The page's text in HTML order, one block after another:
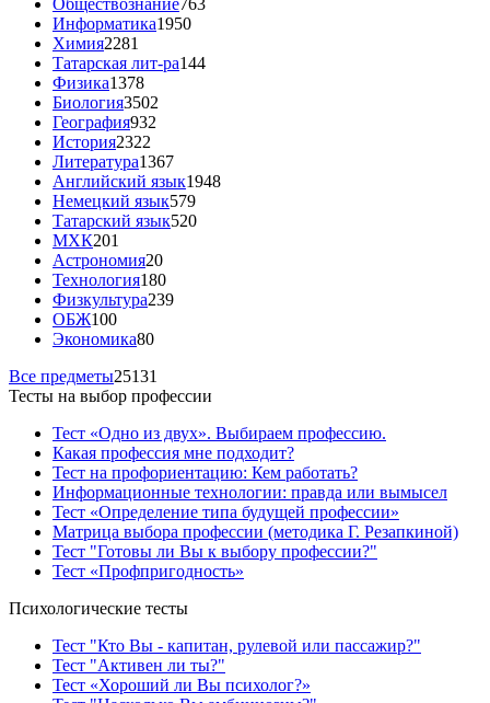
Информатика1950
Химия2281
Татарская лит-ра144
Физика1378
Биология3502
География932
История2322
Литература1367
Английский язык1948
Немецкий язык579
Татарский язык520
МХК201
Астрономия20
Технология180
Физкультура239
ОБЖ100
Экономика80
Все предметы25131
Тесты на выбор профессии
Тест «Одно из двух». Выбираем профессию.
Какая профессия мне подходит?
Тест на профориентацию: Кем работать?
Информационные технологии: правда или вымысел
Тест «Определение типа будущей профессии»
Матрица выбора профессии (методика Г. Резапкиной)
Тест "Готовы ли Вы к выбору профессии?"
Тест «Профпригодность»
Психологические тесты
Тест "Кто Вы - капитан, рулевой или пассажир?"
Тест "Активен ли ты?"
Тест «Хороший ли Вы психолог?»